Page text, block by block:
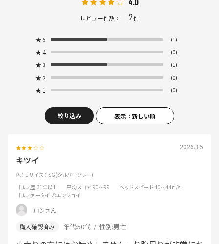
4.0
レビュー件数： 2件
★ 5 (1)
★ 4 (0)
★ 3 (1)
★ 2 (0)
★ 1 (0)
絞り込み 表示：新しい順
2026.3.5
キツイ
色：L サイズ：SG(シルバーグレー)
ゴルフ歴:31年以上 平均スコア:90～99 ヘッドスピード:40～44m/s
ゴルファータイプ:エンジョイ
ロンさん
年代:50代 性別:男性